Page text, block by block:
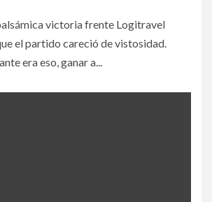
victoria frente Logitravel
el partido careció de vistosidad.
era eso, ganar a...